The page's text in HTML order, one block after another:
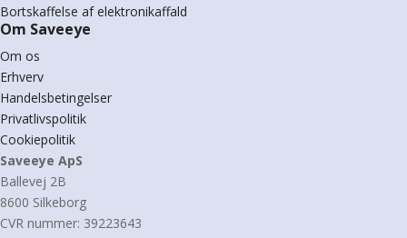
Bortskaffelse af elektronikaffald
Om Saveeye
Om os
Erhverv
Handelsbetingelser
Privatlivspolitik
Cookiepolitik
Saveeye ApS
Ballevej 2B
8600 Silkeborg
CVR nummer: 39223643